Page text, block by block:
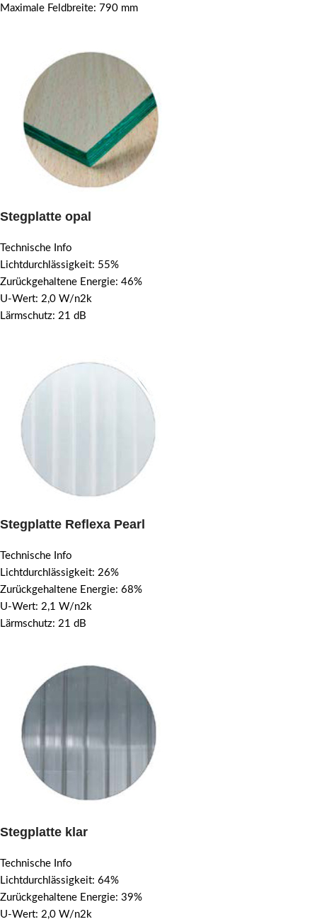
Maximale Feldbreite: 790 mm
Stegplatte opal
Technische Info
Lichtdurchlässigkeit: 55%
Zurückgehaltene Energie: 46%
U-Wert: 2,0 W/n2k
Lärmschutz: 21 dB
Stegplatte Reflexa Pearl
Technische Info
Lichtdurchlässigkeit: 26%
Zurückgehaltene Energie: 68%
U-Wert: 2,1 W/n2k
Lärmschutz: 21 dB
Stegplatte klar
Technische Info
Lichtdurchlässigkeit: 64%
Zurückgehaltene Energie: 39%
U-Wert: 2,0 W/n2k